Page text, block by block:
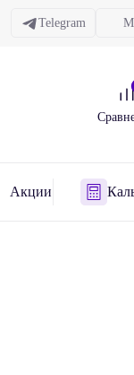
Telegram
Акции